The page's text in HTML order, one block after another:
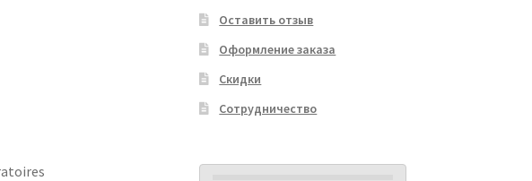
Оставить отзыв
Оформление заказа
Скидки
Сотрудничество